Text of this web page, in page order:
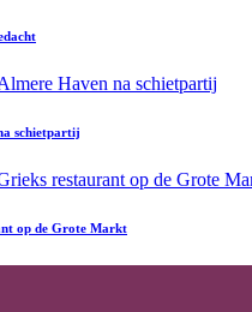
schietpartij
op de Grote Markt